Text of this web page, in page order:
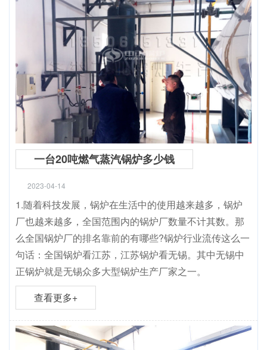
一台20吨燃气蒸汽锅炉多少钱
2023-04-14
1.随着科技发展，锅炉在生活中的使用越来越多，锅炉
厂也越来越多，全国范围内的锅炉厂数量不计其数。那
么全国锅炉厂的排名靠前的有哪些?锅炉行业流传这么一
句话：全国锅炉看江苏，江苏锅炉看无锡。其中无锡中
正锅炉就是无锡众多大型锅炉生产厂家之一。
查看更多+